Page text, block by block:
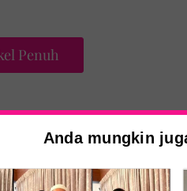
Penuh
Anda mungkin